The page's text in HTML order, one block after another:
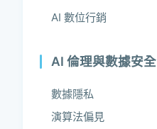
AI 數位行銷
AI 倫理與數據安全
數據隱私
演算法偏見